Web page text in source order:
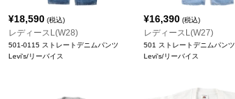
¥18,590 (税込)
レディースL(W28)
501-0115 ストレートデニムパンツ
Levi's/リーバイス
¥16,390 (税込)
レディースL(W27)
501 ストレートデニムパンツ
Levi's/リーバイス